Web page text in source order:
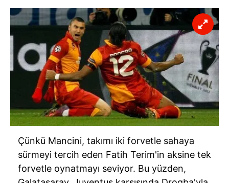
Çünkü Mancini, takımı iki forvetle sahaya
sürmeyi tercih eden Fatih Terim'in aksine tek
forvetle oynatmayı seviyor. Bu yüzden,